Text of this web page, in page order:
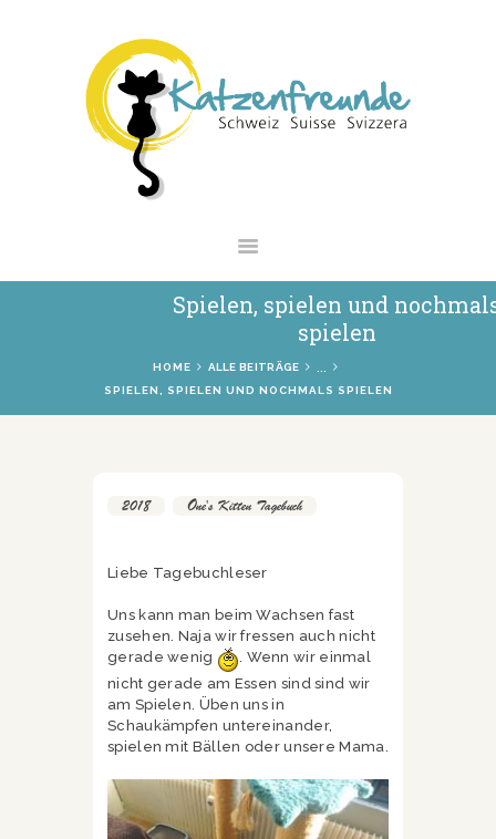
Spielen, spielen und
spielen
HOME ALLE BEITRÄGE
SPIELEN, SPIELEN UND NOCHMALS SPIELEN
NEWS
VERMITTLUNG
INTERESSANTES
SHOP
2018 One's Kitten Tagebuch
Liebe Tagebuchleser
Uns kann man beim Wachsen fast
zusehen. Naja wir fressen auch nicht
gerade wenig
. Wenn wir einmal
nicht gerade am Essen sind sind wir
am Spielen. Üben uns in
Schaukämpfen untereinander,
spielen mit Bällen oder unsere Mama.